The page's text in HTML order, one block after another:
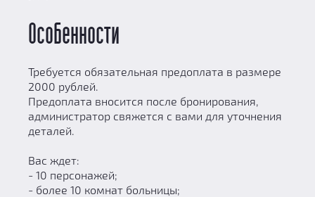
Особенности
Требуется обязательная предоплата в размере
2000 рублей.
Предоплата вносится после бронирования,
администратор свяжется с вами для уточнения
деталей.
Вас ждет:
- 10 персонажей;
- более 10 комнат больницы;